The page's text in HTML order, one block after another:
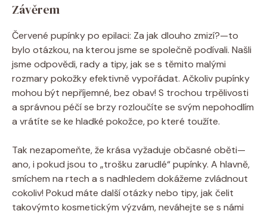
Závěrem
Červené ⁢pupínky po epilaci: Za‍ jak dlouho zmizí?—to
bylo otázkou,‍ na kterou jsme ‌se společně podívali. Našli
jsme odpovědi,⁢ rady a tipy, jak se s těmito malými
rozmary ⁢pokožky efektivně⁢ vypořádat. Ačkoliv pupínky
⁣mohou být nepříjemné, bez ⁤obav!‍ S⁤ trochou trpělivosti
a správnou péčí se ⁢brzy ⁤rozloučíte ⁤se svým nepohodlím
a vrátíte se ke hladké pokožce, po které toužíte.
Tak ​nezapomeňte, ⁢že krása vyžaduje občasné oběti—
ano, i pokud⁢ jsou​ to „trošku zarudlé“​ pupínky. A hlavně,
⁤smíchem na rtech a s nadhledem dokážeme​ zvládnout
cokoliv! Pokud máte další ⁣otázky nebo​ tipy, jak čelit
takovýmto kosmetickým výzvám, neváhejte se s námi